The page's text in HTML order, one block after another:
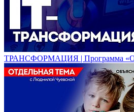
ТРАНСФОРМАЦИЯ | Программа